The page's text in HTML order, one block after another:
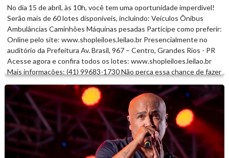
No dia 15 de abril, às 10h, você tem uma oportunidade imperdível!
Serão mais de 60 lotes disponíveis, incluindo: Veículos Ônibus
Ambulâncias Caminhões Máquinas pesadas Participe como preferir:
Online pelo site: www.shopleiloes.leilao.br Presencialmente no
auditório da Prefeitura Av. Brasil, 967 – Centro, Grandes Rios - PR
Acesse agora e confira todos os lotes: www.shopleiloes.leilao.br
Mais informações: (41) 99683-1730 Não perca essa chance de fazer